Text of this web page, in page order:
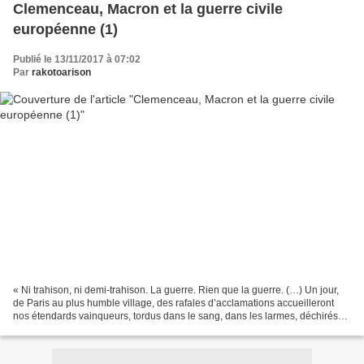
Clemenceau, Macron et la guerre civile
européenne (1)
Publié le 13/11/2017 à 07:02
Par rakotoarison
« Ni trahison, ni demi-trahison. La guerre. Rien que la guerre. (…) Un jour,
de Paris au plus humble village, des rafales d’acclamations accueilleront
nos étendards vainqueurs, tordus dans le sang, dans les larmes, déchirés